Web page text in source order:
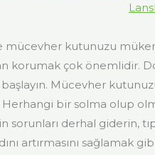
mücevher kutunuzu
korumak çok önemlidir.
Mücevher
bir solma olup
sorunları derhal giderin,
artırmasını sağlamak